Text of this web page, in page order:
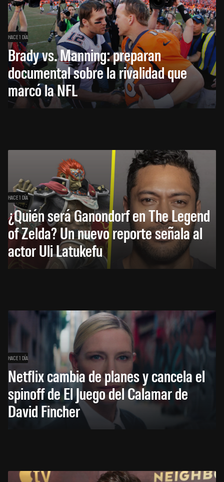
HACE 1 DÍA
Brady vs. Manning: preparan
documental sobre la rivalidad que
marcó la NFL
HACE 1 DÍA
¿Quién será Ganondorf en The Legend
of Zelda? Un nuevo reporte señala al
actor Uli Latukefu
HACE 1 DÍA
Netflix cambia de planes y cancela el
spinoff de El Juego del Calamar de
David Fincher